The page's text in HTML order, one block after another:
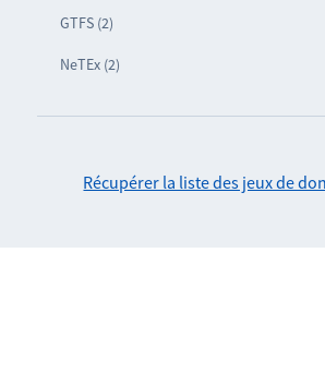
GTFS (2)
NeTEx (2)
Récupérer la liste des jeux de